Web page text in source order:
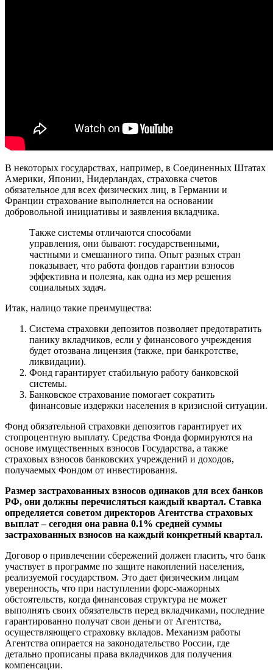
В некоторых государствах, например, в Соединенных Штатах
Америки, Японии, Нидерландах, страховка счетов
обязательное для всех физических лиц, в Германии и
Франции страхование выполняется на основании
добровольной инициативы и заявления вкладчика.
Также системы отличаются способами
управления, они бывают: государственными,
частными и смешанного типа. Опыт разных стран
показывает, что работа фондов гарантии взносов
эффективна и полезна, как одна из мер решения
социальных задач.
Итак, налицо такие преимущества:
Система страховки депозитов позволяет предотвратить
панику вкладчиков, если у финансового учреждения
будет отозвана лицензия (также, при банкротстве,
ликвидации).
Фонд гарантирует стабильную работу банковской
системы.
Банковское страхование помогает сократить
финансовые издержки населения в кризисной ситуации.
Фонд обязательной страховки депозитов гарантирует их
стопроцентную выплату. Средства Фонда формируются на
основе имущественных взносов Государства, а также
страховых взносов банковских учреждений и доходов,
получаемых Фондом от инвестирования.
Размер застрахованных взносов одинаков для всех банков
РФ, они должны перечисляться каждый квартал. Ставка
определяется советом директоров Агентства страховых
выплат – сегодня она равна 0.1% средней суммы
застрахованных взносов на каждый конкретный квартал.
Договор о привлечении сбережений должен гласить, что банк
участвует в программе по защите накоплений населения,
реализуемой государством. Это дает физическим лицам
уверенность, что при наступлении форс-мажорных
обстоятельств, когда финансовая структура не может
выполнять своих обязательств перед вкладчиками, последние
гарантированно получат свои деньги от Агентства,
осуществляющего страховку вкладов. Механизм работы
Агентства опирается на законодательство России, где
детально прописаны права вкладчиков для получения
компенсации.